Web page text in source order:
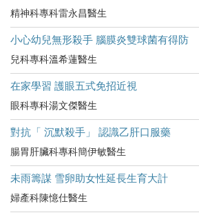
精神科專科雷永昌醫生
小心幼兒無形殺手 腦膜炎雙球菌有得防
兒科專科溫希蓮醫生
在家學習 護眼五式免招近視
眼科專科湯文傑醫生
對抗「 沉默殺手」 認識乙肝口服藥
腸胃肝臟科專科簡伊敏醫生
未雨籌謀 雪卵助女性延長生育大計
婦產科陳憶仕醫生